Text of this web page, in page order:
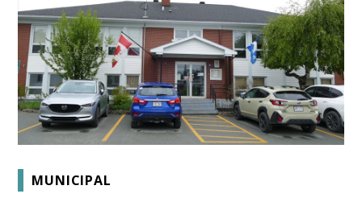
MUNICIPAL